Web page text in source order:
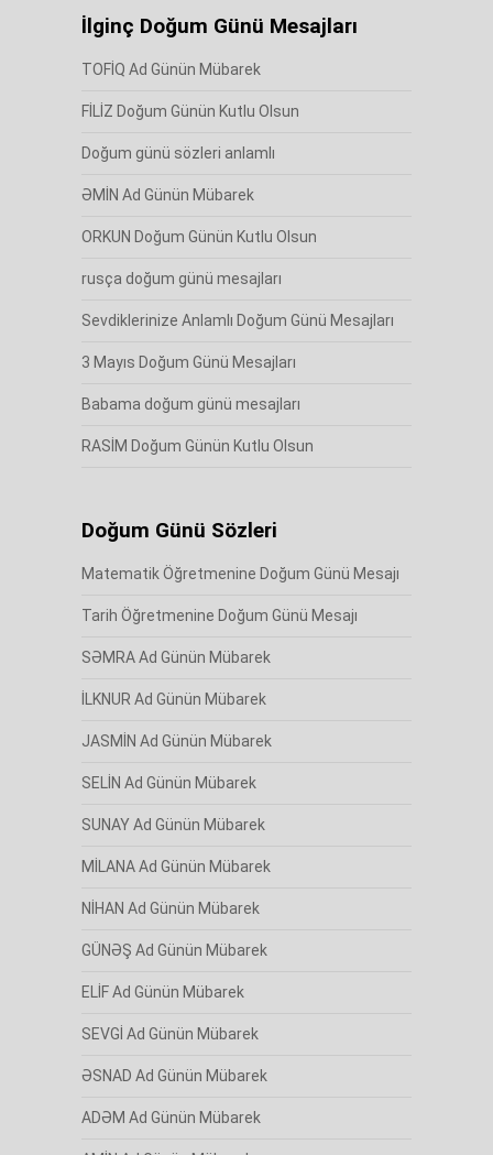
İlginç Doğum Günü Mesajları
TOFİQ Ad Günün Mübarek
FİLİZ Doğum Günün Kutlu Olsun
Doğum günü sözleri anlamlı
ƏMİN Ad Günün Mübarek
ORKUN Doğum Günün Kutlu Olsun
rusça doğum günü mesajları
Sevdiklerinize Anlamlı Doğum Günü Mesajları
3 Mayıs Doğum Günü Mesajları
Babama doğum günü mesajları
RASİM Doğum Günün Kutlu Olsun
Doğum Günü Sözleri
Matematik Öğretmenine Doğum Günü Mesajı
Tarih Öğretmenine Doğum Günü Mesajı
SƏMRA Ad Günün Mübarek
İLKNUR Ad Günün Mübarek
JASMİN Ad Günün Mübarek
SELİN Ad Günün Mübarek
SUNAY Ad Günün Mübarek
MİLANA Ad Günün Mübarek
NİHAN Ad Günün Mübarek
GÜNƏŞ Ad Günün Mübarek
ELİF Ad Günün Mübarek
SEVGİ Ad Günün Mübarek
ƏSNAD Ad Günün Mübarek
ADƏM Ad Günün Mübarek